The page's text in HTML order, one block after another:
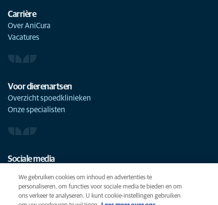
Carrière
Over AniCura
Vacatures
Voor dierenartsen
Overzicht spoedklinieken
Onze specialisten
Sociale media
We gebruiken cookies om inhoud en advertenties te
personaliseren, om functies voor sociale media te bieden en om
ons verkeer te analyseren. U kunt cookie-instellingen gebruiken